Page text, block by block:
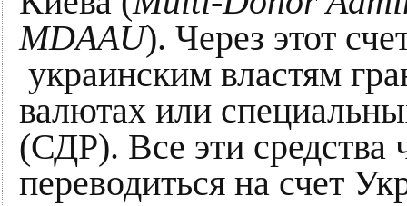
MDAAU). Через этот
украинским властям
валютах или
(СДР). Все эти средства
переводиться на счет